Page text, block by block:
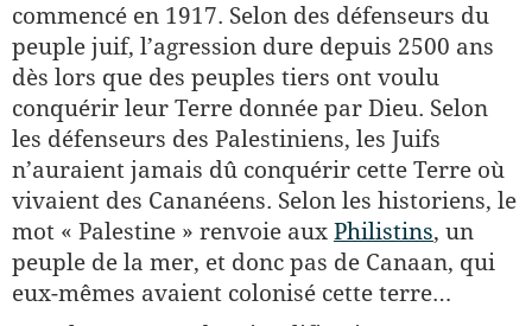
commencé en 1917. Selon des défenseurs du
peuple juif, l’agression dure depuis 2500 ans
dès lors que des peuples tiers ont voulu
conquérir leur Terre donnée par Dieu. Selon
les défenseurs des Palestiniens, les Juifs
n’auraient jamais dû conquérir cette Terre où
vivaient des Cananéens. Selon les historiens, le
mot « Palestine » renvoie aux Philistins, un
peuple de la mer, et donc pas de Canaan, qui
eux-mêmes avaient colonisé cette terre…